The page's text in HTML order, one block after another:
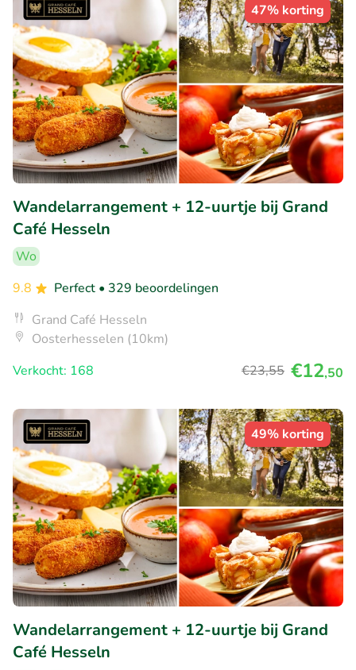
47% korting
Wandelarrangement + 12-uurtje bij Grand
Café Hesseln
Wo
9.8
Perfect • 329 beoordelingen
Grand Café Hesseln
Oosterhesselen (10km)
Verkocht: 168
€23,55 €12,50
49% korting
Wandelarrangement + 12-uurtje bij Grand
Café Hesseln